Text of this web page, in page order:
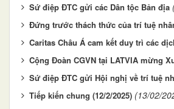
Sứ điệp ĐTC gửi các Dân tộc Bản địa
Đứng trước thách thức của trí tuệ
Caritas Châu Á cam kết duy trì các
Cộng Đoàn CGVN tại LATVIA mừng
Sứ điệp ĐTC gửi Hội nghị về trí tuệ
Tiếp kiến chung (12/2/2025) (13/02/